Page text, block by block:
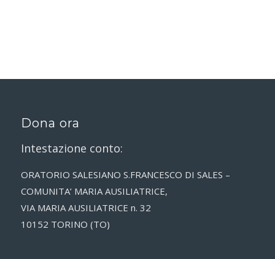
Dona ora
Intestazione conto:
ORATORIO SALESIANO S.FRANCESCO DI SALES –
COMUNITA’ MARIA AUSILIATRICE,
VIA MARIA AUSILIATRICE n. 32
10152 TORINO (TO)